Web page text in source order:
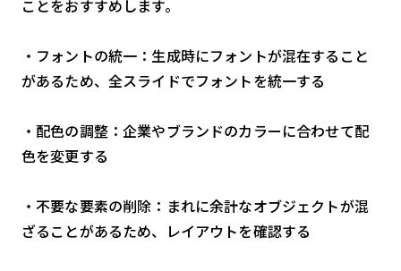
ことをおすすめします。
・フォントの統一：生成時にフォントが混在すること
があるため、全スライドでフォントを統一する
・配色の調整：企業やブランドのカラーに合わせて配
色を変更する
・不要な要素の削除：まれに余計なオブジェクトが混
ざることがあるため、レイアウトを確認する